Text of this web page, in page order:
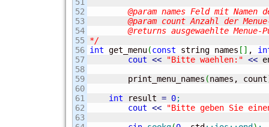
51
52
53
54
55
56
57
58
59
60
61
62
63
	@param names Feld mit Namen der Menue-Punkte
	@param count Anzahl der Menue-Punkte
	@returns ausgewaehlte Menue-Punkt-Nummer
*/
int get_menu(const string names [ ] ,
cout << "Bitte waehlen:" <<
	print_menu_names
(names, count
int result = 0;
cout <<
"Bitte geben Sie